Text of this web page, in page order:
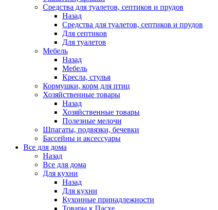
Средства для туалетов, септиков и прудов
Назад
Средства для туалетов, септиков и прудов
Для септиков
Для туалетов
Мебель
Назад
Мебель
Кресла, стулья
Кормушки, корм для птиц
Хозяйственные товары
Назад
Хозяйственные товары
Полезные мелочи
Шпагаты, подвязки, бечевки
Бассейны и аксессуары
Все для дома
Назад
Все для дома
Для кухни
Назад
Для кухни
Кухонные принадлежности
Товары к Пасхе